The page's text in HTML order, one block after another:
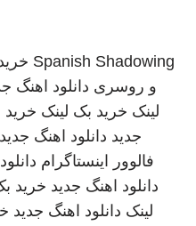
Spanish Shadowing
و روسری دانلود اهنگ
لینک خرید بک لینک خرید
جدید دانلود اهنگ جدید
فالوور اینستاگرام
دانلود اهنگ جدید خرید
لینک دانلود اهنگ جدید